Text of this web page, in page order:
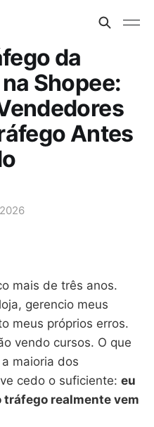
da
Shopee:
Antes
mais de três anos.
gerencio meus
meus próprios erros.
vendo cursos. O que
maioria dos
cedo o suficiente: eu
realmente vem